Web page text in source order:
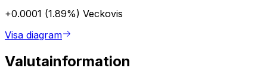
+0.0001 (1.89%) Veckovis
Visa diagram
Valutainformation